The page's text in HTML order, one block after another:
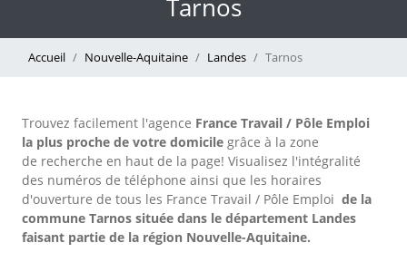
Tarnos
Accueil Nouvelle-Aquitaine Landes Tarnos
Trouvez facilement l'agence France Travail / Pôle Emploi
la plus proche de votre domicile grâce à la zone
de recherche en haut de la page! Visualisez l'intégralité
des numéros de téléphone ainsi que les horaires
d'ouverture de tous les France Travail / Pôle Emploi de la
commune Tarnos située dans le département Landes
faisant partie de la région Nouvelle-Aquitaine.